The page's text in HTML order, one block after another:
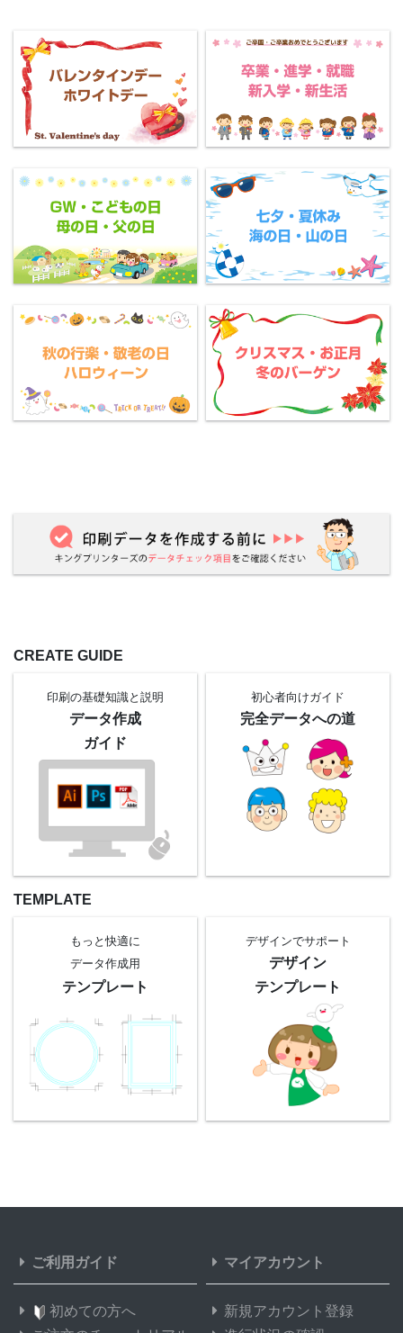
CREATE GUIDE
印刷の基礎知識と 説明
データ作成
ガイド
初心者向けガイド
完全データへの道
TEMPLATE
もっと快適に
データ作成用
テンプレート
デザインでサポート
デザイン
テンプレート
ご利用ガイド
初めての方へ
マイアカウント
新規アカウント登録